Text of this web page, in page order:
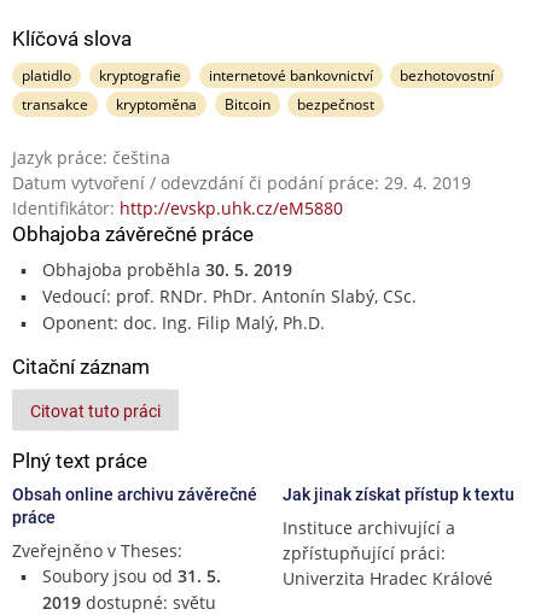
Klíčová slova
platidlo kryptografie internetové bankovnictví
bezhotovostní
transakce
kryptoměna Bitcoin bezpečnost
Jazyk práce: čeština
Datum vytvoření / odevzdání či podání práce: 29. 4. 2019
Identifikátor: http://evskp.uhk.cz/eM5880
Obhajoba závěrečné práce
Obhajoba proběhla 30. 5. 2019
Vedoucí: prof. RNDr. PhDr. Antonín Slabý, CSc.
Oponent: doc. Ing. Filip Malý, Ph.D.
Citační záznam
Citovat tuto práci
Plný text práce
Obsah online archivu závěrečné
práce
Zveřejněno v Theses:
Soubory jsou od 31. 5.
2019dostupné: světu
Jak jinak získat přístup k textu
Instituce archivující a
zpřístupňující práci:
Univerzita Hradec Králové